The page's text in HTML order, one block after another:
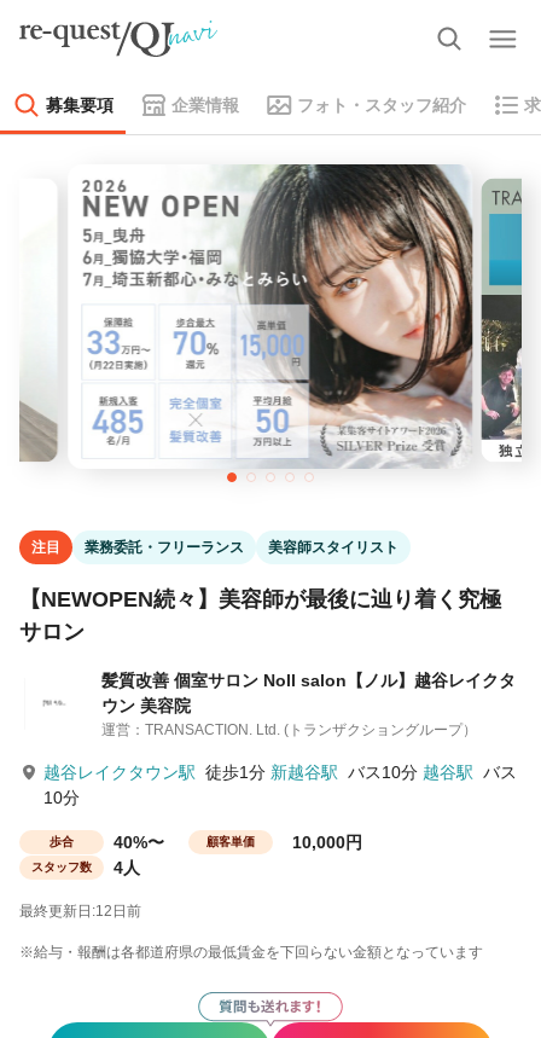
募集要項 企業情報 フォト・スタッフ紹介
注目 業務委託・フリーランス 美容師スタイリスト
【NEWOPEN続々】美容師が最後に辿り着く究極
サロン
髪質改善 個室サロン Noll salon【ノル】越谷レイクタ
ウン 美容院
運営：TRANSACTION. Ltd. (トランザクショングループ）
越谷レイクタウン駅 徒歩1分 新越谷駅 バス10分 越谷駅 バス
10分
歩合 40%〜 顧客単価 10,000円
スタッフ数 4人
最終更新日:12日前
※給与・報酬は各都道府県の最低賃金を下回らない金額となっています